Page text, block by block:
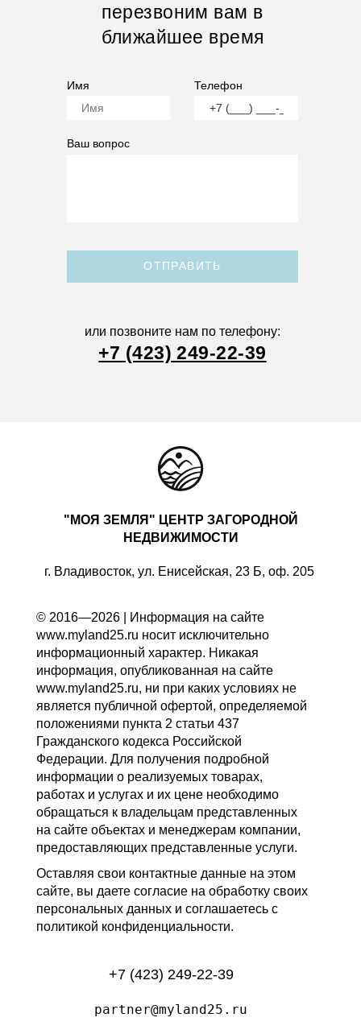
перезвоним вам в
ближайшее время
Имя Телефон
Ваш вопрос
ОТПРАВИТЬ
или позвоните нам по телефону:
+7 (423) 249-22-39
"МОЯ ЗЕМЛЯ" ЦЕНТР ЗАГОРОДНОЙ
НЕДВИЖИМОСТИ
г. Владивосток, ул. Енисейская, 23 Б, оф. 205
© 2016—2026 | Информация на сайте
www.myland25.ru носит исключительно
информационный характер. Никакая
информация, опубликованная на сайте
www.myland25.ru, ни при каких условиях не
является публичной офертой, определяемой
положениями пункта 2 статьи 437
Гражданского кодекса Российской
Федерации. Для получения подробной
информации о реализуемых товарах,
работах и услугах и их цене необходимо
обращаться к владельцам представленных
на сайте объектах и менеджерам компании,
предоставляющих представленные услуги.
Оставляя свои контактные данные на этом
сайте, вы даете согласие на обработку своих
персональных данных и соглашаетесь с
политикой конфиденциальности.
+7 (423) 249-22-39
partner@myland25.ru